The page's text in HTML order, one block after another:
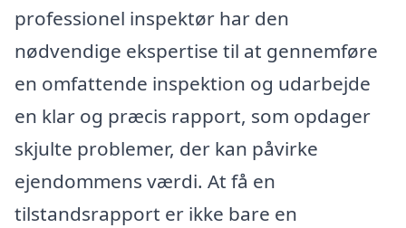
professionel inspektør har den
nødvendige ekspertise til at gennemføre
en omfattende inspektion og udarbejde
en klar og præcis rapport, som opdager
skjulte problemer, der kan påvirke
ejendommens værdi. At få en
tilstandsrapport er ikke bare en